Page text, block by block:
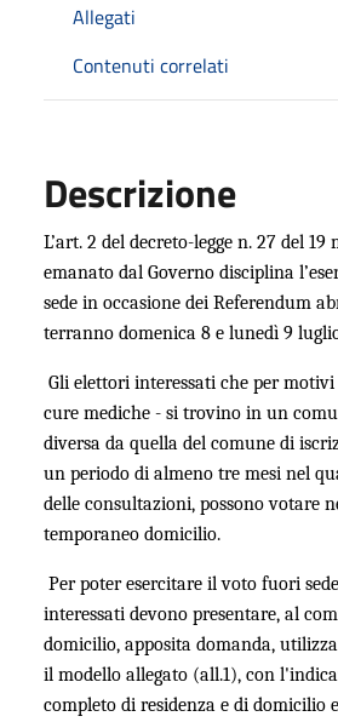
Allegati
Contenuti correlati
Descrizione
L’art. 2 del decreto-legge n. 27 del 19
emanato dal Governo disciplina
sede in occasione dei Referendum
terranno domenica 8 e lunedì 9
Gli elettori interessati che per
cure mediche - si trovino in un
diversa da quella del comune di
un periodo di almeno tre mesi nel
delle consultazioni, possono votare
temporaneo domicilio.
Per poter esercitare il voto fuori
interessati devono presentare, al
domicilio, apposita domanda,
il modello allegato (all.1), con
completo di residenza e di domicilio